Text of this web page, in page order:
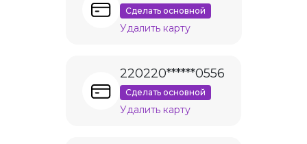
Сделать основной
Удалить карту
220220******0556
Сделать основной
Удалить карту